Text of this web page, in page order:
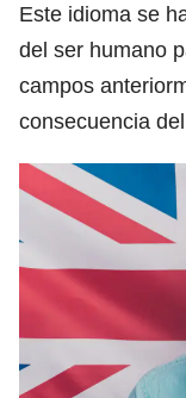
Este idioma se
del ser humano
campos
consecuencia